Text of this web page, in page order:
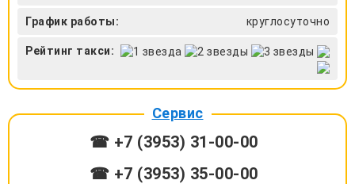
График работы: круглосуточно
Рейтинг такси:
Сервис
☎ +7 (3953) 31-00-00
☎ +7 (3953) 35-00-00